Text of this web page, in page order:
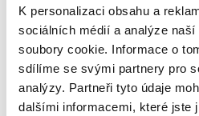
K personalizaci obsahu a
sociálních médií a analýze
soubory cookie. Informace o
sdílíme se svými partnery pro
analýzy. Partneři tyto údaje
dalšími informacemi, které jste